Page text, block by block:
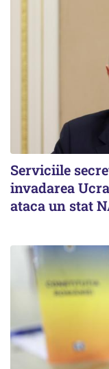
Serviciile
invadarea
ataca un stat